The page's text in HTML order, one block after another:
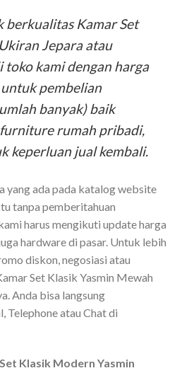
berkualitas Kamar Set
Jepara atau
kami dengan harga
pembelian
banyak) baik
rumah pribadi,
keperluan jual kembali.
yang ada pada katalog website
tanpa pemberitahuan
harus mengikuti update harga
hardware di pasar. Untuk lebih
diskon, negosiasi atau
Set Klasik Yasmin Mewah
Anda bisa langsung
Telephone atau Chat di
Klasik Modern Yasmin